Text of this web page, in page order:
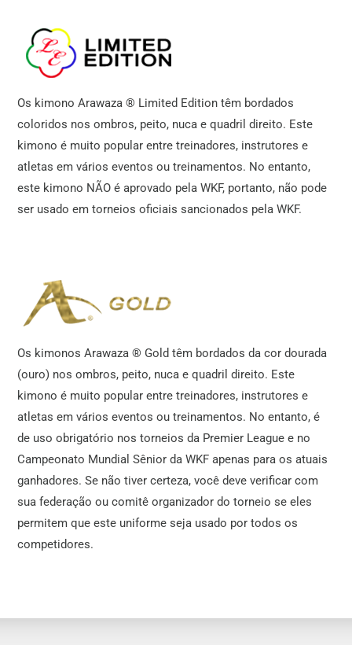
Os kimono Arawaza ® Limited Edition têm bordados
coloridos nos ombros, peito, nuca e quadril direito. Este
kimono é muito popular entre treinadores, instrutores e
atletas em vários eventos ou treinamentos. No entanto,
este kimono NÃO é aprovado pela WKF, portanto, não pode
ser usado em torneios oficiais sancionados pela WKF.
Os kimonos Arawaza ® Gold têm bordados da cor dourada
(ouro) nos ombros, peito, nuca e quadril direito. Este
kimono é muito popular entre treinadores, instrutores e
atletas em vários eventos ou treinamentos. No entanto, é
de uso obrigatório nos torneios da Premier League e no
Campeonato Mundial Sênior da WKF apenas para os atuais
ganhadores. Se não tiver certeza, você deve verificar com
sua federação ou comitê organizador do torneio se eles
permitem que este uniforme seja usado por todos os
competidores.